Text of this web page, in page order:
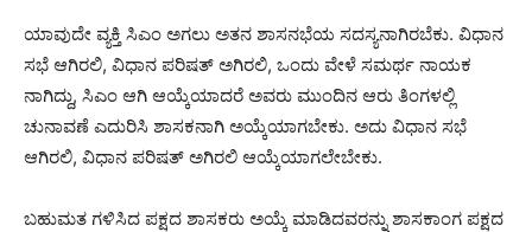
ಯಾವುದೇ ವ್ಯಕ್ತಿ ಸಿಎಂ ಅಗಲು ಅತನ ಶಾಸನಭೆಯ ಸದಸ್ಯನಾಗಿರಬೆಕು. ವಿಧಾನ
ಸಭೆ ಆಗಿರಲಿ, ವಿಧಾನ ಪರಿಷತ್ ಅಗಿರಲಿ, ಒಂದು ವೇಳೆ ಸಮರ್ಥ ನಾಯಕ
ನಾಗಿದ್ದು, ಸಿಎಂ ಆಗಿ ಆಯ್ಕೆಯಾದರೆ ಅವರು ಮುಂದಿನ ಆರು ತಿಂಗಳಲ್ಲಿ
ಚುನಾವಣೆ ಎದುರಿಸಿ ಶಾಸಕನಾಗಿ ಅಯ್ಕೆಯಾಗಬೇಕು. ಅದು ವಿಧಾನ ಸಭೆ
ಆಗಿರಲಿ, ವಿಧಾನ ಪರಿಷತ್ ಅಗಿರಲಿ ಆಯ್ಕೆಯಾಗಲೇಬೇಕು.
ಬಹುಮತ ಗಳಿಸಿದ ಪಕ್ಷದ ಶಾಸಕರು ಅಯ್ಕೆ ಮಾಡಿದವರನ್ನು ಶಾಸಕಾಂಗ ಪಕ್ಷದ